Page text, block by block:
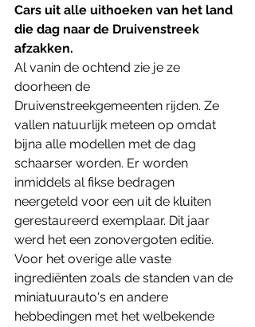
Cars uit alle uithoeken van het land
die dag naar de Druivenstreek
afzakken.
Al vanin de ochtend zie je ze
doorheen de
Druivenstreekgemeenten rijden. Ze
vallen natuurlijk meteen op omdat
bijna alle modellen met de dag
schaarser worden. Er worden
inmiddels al fikse bedragen
neergeteld voor een uit de kluiten
gerestaureerd exemplaar. Dit jaar
werd het een zonovergoten editie.
Voor het overige alle vaste
ingrediënten zoals de standen van de
miniatuurauto's en andere
hebbedingen met het welbekende